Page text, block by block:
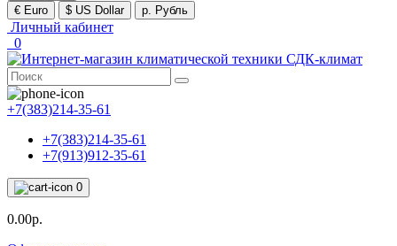
€ Euro
$ US Dollar р. Рубль
Личный кабинет
0
+7(383)214-35-61
+7(383)214-35-61
+7(913)912-35-61
0
0.00р.